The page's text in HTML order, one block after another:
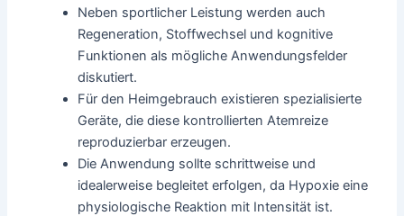
Neben sportlicher Leistung werden auch
Regeneration, Stoffwechsel und kognitive
Funktionen als mögliche Anwendungsfelder
diskutiert.
Für den Heimgebrauch existieren spezialisierte
Geräte, die diese kontrollierten Atemreize
reproduzierbar erzeugen.
Die Anwendung sollte schrittweise und
idealerweise begleitet erfolgen, da Hypoxie eine
physiologische Reaktion mit Intensität ist.